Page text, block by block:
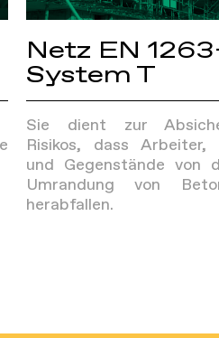
Netz EN
System T
Sie dient zur
Risikos, dass Arbeiter,
und Gegenstände von
Umrandung von
herabfallen.